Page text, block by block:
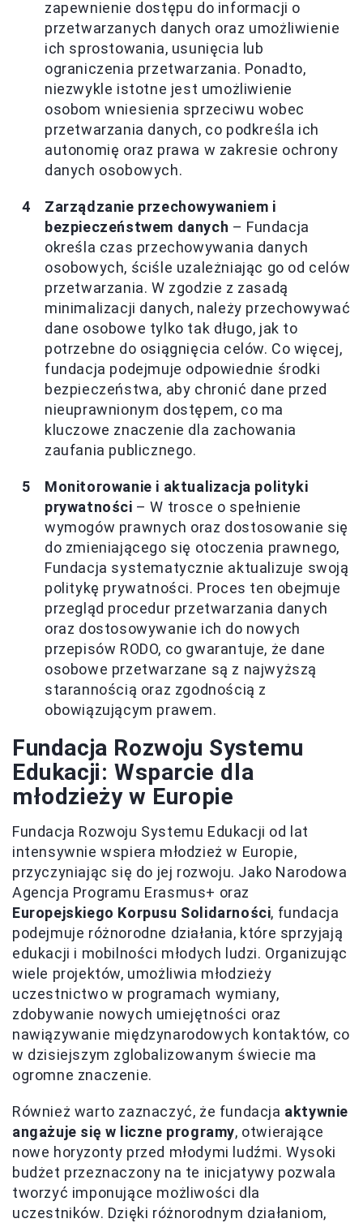
zapewnienie dostępu do informacji o
przetwarzanych danych oraz umożliwienie
ich sprostowania, usunięcia lub
ograniczenia przetwarzania. Ponadto,
niezwykle istotne jest umożliwienie
osobom wniesienia sprzeciwu wobec
przetwarzania danych, co podkreśla ich
autonomię oraz prawa w zakresie ochrony
danych osobowych.
Zarządzanie przechowywaniem i
bezpieczeństwem danych – Fundacja
określa czas przechowywania danych
osobowych, ściśle uzależniając go od celów
przetwarzania. W zgodzie z zasadą
minimalizacji danych, należy przechowywać
dane osobowe tylko tak długo, jak to
potrzebne do osiągnięcia celów. Co więcej,
fundacja podejmuje odpowiednie środki
bezpieczeństwa, aby chronić dane przed
nieuprawnionym dostępem, co ma
kluczowe znaczenie dla zachowania
zaufania publicznego.
Monitorowanie i aktualizacja polityki
prywatności – W trosce o spełnienie
wymogów prawnych oraz dostosowanie się
do zmieniającego się otoczenia prawnego,
Fundacja systematycznie aktualizuje swoją
politykę prywatności. Proces ten obejmuje
przegląd procedur przetwarzania danych
oraz dostosowywanie ich do nowych
przepisów RODO, co gwarantuje, że dane
osobowe przetwarzane są z najwyższą
starannością oraz zgodnością z
obowiązującym prawem.
Fundacja Rozwoju Systemu
Edukacji: Wsparcie dla
młodzieży w Europie
Fundacja Rozwoju Systemu Edukacji od lat
intensywnie wspiera młodzież w Europie,
przyczyniając się do jej rozwoju. Jako Narodowa
Agencja Programu Erasmus+ oraz
Europejskiego Korpusu Solidarności, fundacja
podejmuje różnorodne działania, które sprzyjają
edukacji i mobilności młodych ludzi. Organizując
wiele projektów, umożliwia młodzieży
uczestnictwo w programach wymiany,
zdobywanie nowych umiejętności oraz
nawiązywanie międzynarodowych kontaktów, co
w dzisiejszym zglobalizowanym świecie ma
ogromne znaczenie.
Również warto zaznaczyć, że fundacja aktywnie
angażuje się w liczne programy, otwierające
nowe horyzonty przed młodymi ludźmi. Wysoki
budżet przeznaczony na te inicjatywy pozwala
tworzyć imponujące możliwości dla
uczestników. Dzięki różnorodnym działaniom,